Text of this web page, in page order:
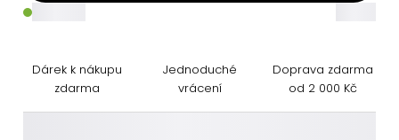
Dárek k nákupu
zdarma
Jednoduché
vrácení
Doprava zdarma
od 2 000 Kč